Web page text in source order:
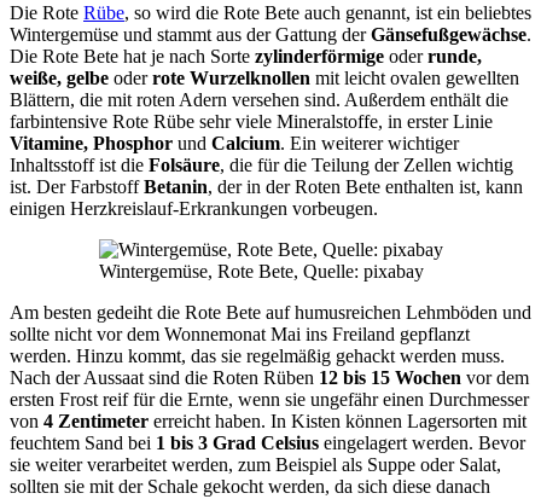
Die Rote Rübe, so wird die Rote Bete auch genannt, ist ein beliebtes
Wintergemüse und stammt aus der Gattung derGänsefußgewächse.
Die Rote Bete hat je nach Sorte zylinderförmige oderrunde,
weiße, gelbe oderrote Wurzelknollen mit leicht ovalen gewellten
Blättern, die mit roten Adern versehen sind. Außerdem enthält die
farbintensive Rote Rübe sehr viele Mineralstoffe, in erster Linie
Vitamine, Phosphor und Calcium. Ein weiterer wichtiger
Inhaltsstoff ist die Folsäure, die für die Teilung der Zellen wichtig
ist. Der FarbstoffBetanin, der in der Roten Bete enthalten ist, kann
einigen Herzkreislauf-Erkrankungen vorbeugen.
Wintergemüse, Rote Bete, Quelle: pixabay
Am besten gedeiht die Rote Bete auf humusreichen Lehmböden und
sollte nicht vor dem Wonnemonat Mai ins Freiland gepflanzt
werden. Hinzu kommt, das sie regelmäßig gehackt werden muss.
Nach der Aussaat sind die Roten Rüben 12 bis 15 Wochen vor dem
ersten Frost reif für die Ernte, wenn sie ungefähr einen Durchmesser
von 4 Zentimeter erreicht haben. In Kisten können Lagersorten mit
feuchtem Sand bei 1 bis 3 Grad Celsius eingelagert werden. Bevor
sie weiter verarbeitet werden, zum Beispiel als Suppe oder Salat,
sollten sie mit der Schale gekocht werden, da sich diese danach